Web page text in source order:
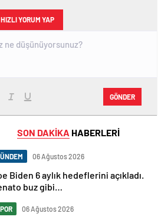
HIZLI YORUM YAP
GÖNDER
SON DAKİKA HABERLERİ
06 Ağustos 2026
Biden 6 aylık hedeflerini açıkladı.
buz gibi…
06 Ağustos 2026